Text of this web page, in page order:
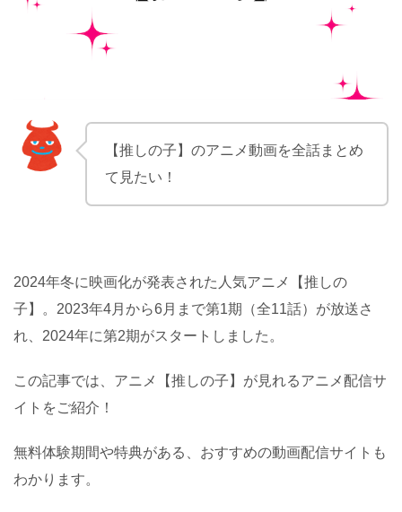
【推しの子】のアニメ動画を全話まとめ
て見たい！
2024年冬に映画化が発表された人気アニメ【推しの
子】。2023年4月から6月まで第1期（全11話）が放送さ
れ、2024年に第2期がスタートしました。
この記事では、アニメ【推しの子】が見れるアニメ配信サ
イトをご紹介！
無料体験期間や特典がある、おすすめの動画配信サイトも
わかります。